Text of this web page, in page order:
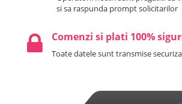
si sa raspunda prompt solicitarilor
Comenzi si plati 100%
Toate datele sunt transmise